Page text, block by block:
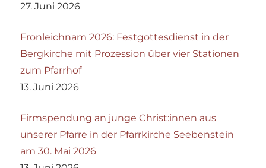
27. Juni 2026
Fronleichnam 2026: Festgottesdienst in der
Bergkirche mit Prozession über vier Stationen
zum Pfarrhof
13. Juni 2026
Firmspendung an junge Christ:innen aus
unserer Pfarre in der Pfarrkirche Seebenstein
am 30. Mai 2026